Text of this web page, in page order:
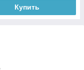
Купить